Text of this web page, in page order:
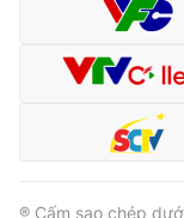
® Cấm sao chép